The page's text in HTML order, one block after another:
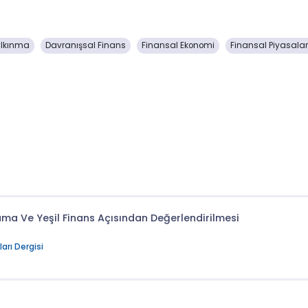
Davranışsal Finans Finansal Ekonomi Finansal
Ve Yeşil Finans Açısından Değerlendirilmesi
Dergisi